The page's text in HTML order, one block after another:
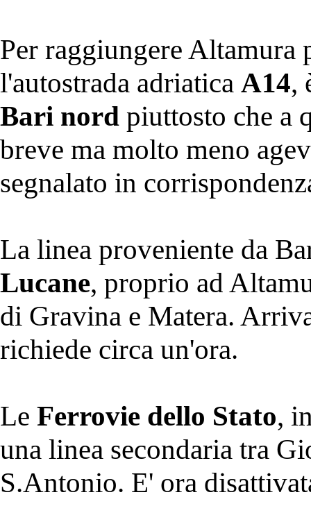
Per raggiungere Altamura
l'autostrada adriatica A14,
Bari nord piuttosto che a
breve ma molto meno
segnalato in
La linea proveniente da
Lucane, proprio ad
di Gravina e Matera.
richiede circa un'ora.
Le Ferrovie dello Stato,
una linea secondaria tra
S.Antonio. E' ora